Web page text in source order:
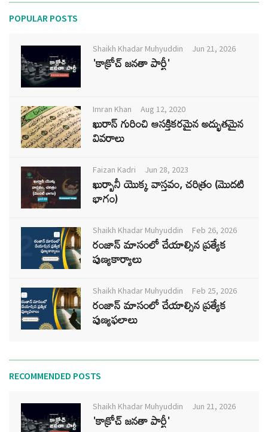
POPULAR POSTS
Shaikh Khadar Muhyuddin Jun 21, 2026
'కాక్రోచ్ జనతా పార్టీ'
Imran Khan Aug 12, 2020
ఖురాన్ గురించి ఆసక్తికరమైన అద్భుతమైన
వివరాలు
Faizan Kadri Jun 28, 2023
ఖుర్బానీ యొక్క వాస్తవం, చరిత్రం (మొదటి
భాగం)
Shaikh Khadar Muhyuddin Feb 26, 2026
రంజాన్ మాసంలో చేయాల్సిన ప్రత్యేక
పుణ్యకార్యాలు
Shaikh Khadar Muhyuddin Feb 25, 2026
రంజాన్ మాసంలో చేయాల్సిన ప్రత్యేక
పుణ్యఫలాలు
RECOMMENDED POSTS
Shaikh Khadar Muhyuddin Jun 21, 2026
'కాక్రోచ్ జనతా పార్టీ'